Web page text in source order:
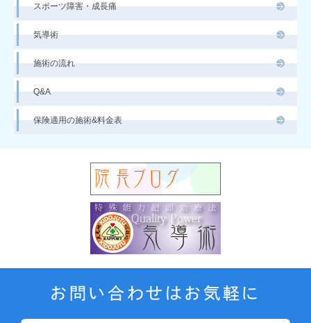
スポーツ障害・成長痛
気導術
施術の流れ
Q&A
保険適用の施術&料金表
お問い合わせはお気軽に